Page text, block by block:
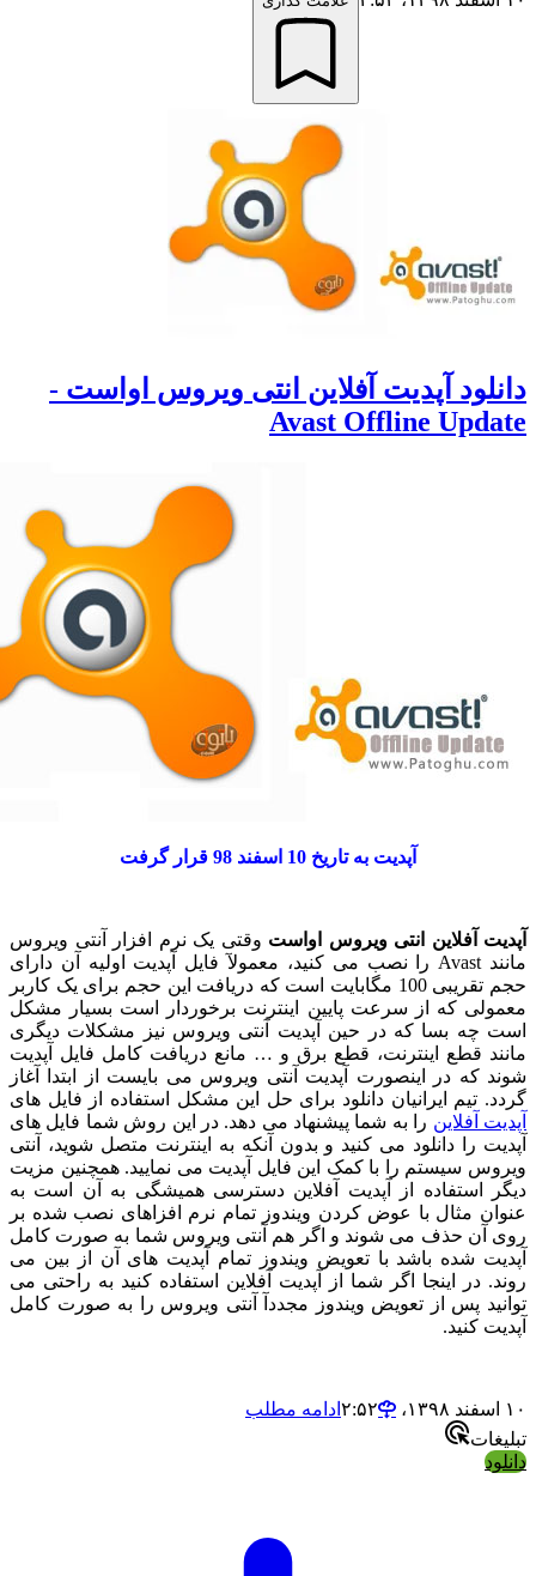
آپدیت آفلاین انتی ویروس اواست -
Avast Offline
آپدیت به تاریخ 10 اسفند 98 قرار گرفت
آفلاین انتی ویروس اواستوقتی یک نرم افزار آنتی ویروس
مانند Avast را نصب می کنید، معمولآ فایل آپدیت اولیه آن دارای
حجم تقریبی 100 مگابایت است که دریافت این حجم برای یک کاربر
که از سرعت پایین اینترنت برخوردار است بسیار مشکل
چه بسا که در حین آپدیت آنتی ویروس نیز مشکلات دیگری
قطع اینترنت، قطع برق و … مانع دریافت کامل فایل آپدیت
که در اینصورت آپدیت آنتی ویروس می بایست از ابتدا آغاز
تیم ایرانیان دانلود برای حل این مشکل استفاده از فایل های
آفلاین را به شما پیشنهاد می دهد. در این روش شما فایل های
را دانلود می کنید و بدون آنکه به اینترنت متصل شوید، آنتی
سیستم را با کمک این فایل آپدیت می نمایید. همچنین مزیت
استفاده از آپدیت آفلاین دسترسی همیشگی به آن است به
مثال با عوض کردن ویندوز تمام نرم افزاهای نصب شده بر
آن حذف می شوند و اگر هم آنتی ویروس شما به صورت کامل
شده باشد با تعویض ویندوز تمام آپدیت های آن از بین می
در اینجا اگر شما از آپدیت آفلاین استفاده کنید به راحتی می
پس از تعویض ویندوز مجددآ آنتی ویروس را به صورت کامل
کنید.
ادامه مطلب